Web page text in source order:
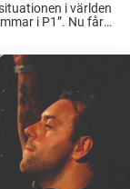
i världen
i P1”. Nu får